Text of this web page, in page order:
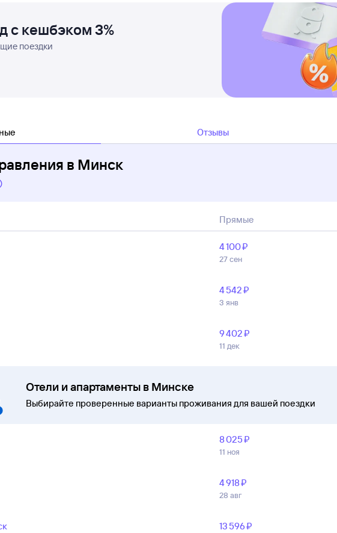
с кешбэком 3%
поездки
Отзывы
в Минск
Прямые
4 ⁠100 ⁠₽
27 сен
4 ⁠542 ⁠₽
3 янв
9 ⁠402 ⁠₽
11 дек
Отели и апартаменты в Минске
Выбирайте проверенные варианты проживания для вашей поездки
8 ⁠025 ⁠₽
11 ноя
4 ⁠918 ⁠₽
28 авг
13 ⁠596 ⁠₽